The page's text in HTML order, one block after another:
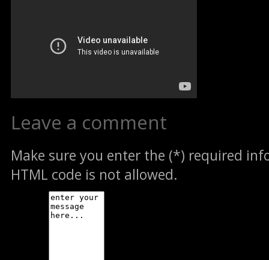
Leave a comment
Make sure you enter the (*) required
HTML code is not allowed.